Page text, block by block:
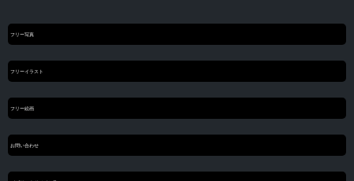
フリー写真
フリーイラスト
フリー絵画
お問い合わせ